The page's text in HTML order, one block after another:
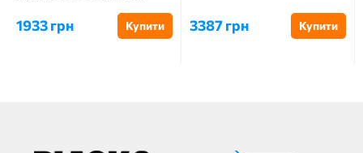
багатофункціональніс...
1933 грн Купити 3387 грн Купити